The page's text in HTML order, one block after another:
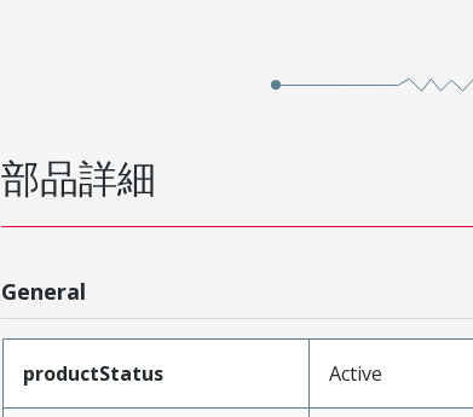
部品詳細
General
productStatus Active